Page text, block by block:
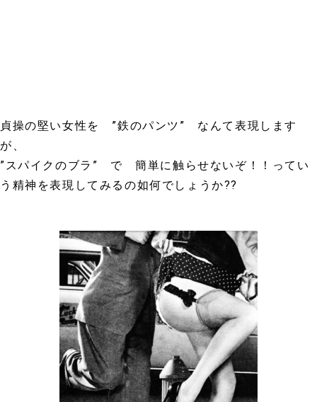
貞操の堅い女性を ”鉄のパンツ” なんて表現します
が、
”スパイクのブラ” で 簡単に触らせないぞ！！ってい
う精神を表現してみるの如何でしょうか??